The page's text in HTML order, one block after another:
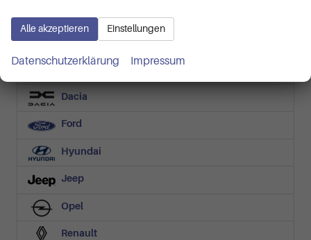
BMW
Dacia
Ford
Hyundai
Jeep
Opel
Renault
Alle akzeptieren Einstellungen
Datenschutzerklärung Impressum